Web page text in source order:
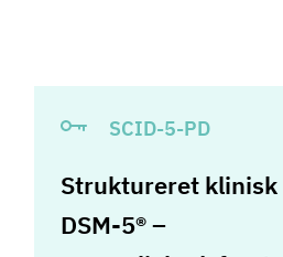
SCID-5-PD
Struktureret
DSM-5® –